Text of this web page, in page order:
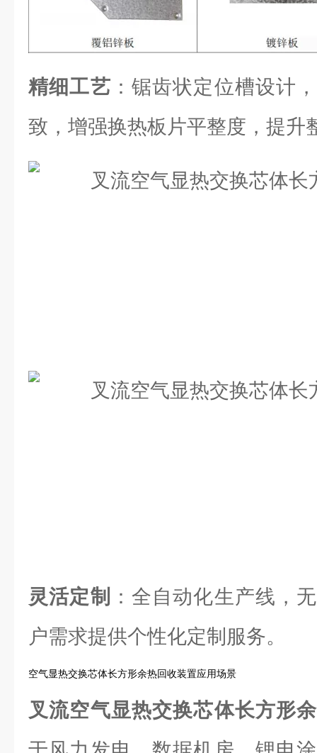
精细工艺 ：锯齿状定位槽设计
致，增强换热板片平整度，提升
灵活定制
：全自动化生产线，
户需求提供个性化定制服务。
空气显热交换芯体长方形余热回收装置应用场景
叉流空气显热交换芯体长方形